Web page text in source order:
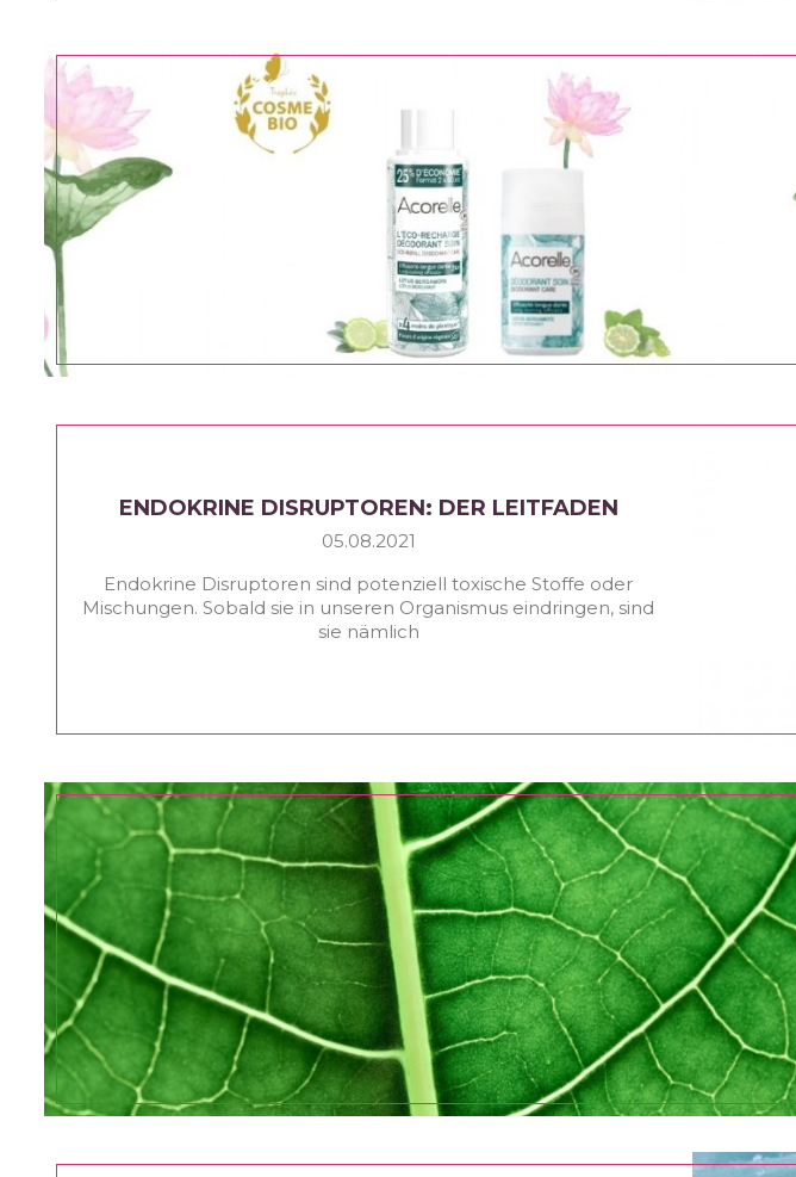
ENDOKRINE DISRUPTOREN: DER LEITFADEN
05.08.2021
Endokrine Disruptoren sind potenziell toxische Stoffe oder
Mischungen. Sobald sie in unseren Organismus eindringen, sind
sie nämlich